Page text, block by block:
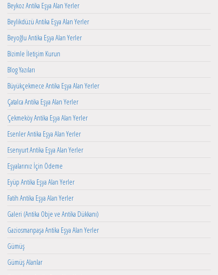
Beykoz Antika Eşya Alan Yerler
Beylikdüzü Antika Eşya Alan Yerler
Beyoğlu Antika Eşya Alan Yerler
Bizimle İletişim Kurun
Blog Yazıları
Büyükçekmece Antika Eşya Alan Yerler
Çatalca Antika Eşya Alan Yerler
Çekmeköy Antika Eşya Alan Yerler
Esenler Antika Eşya Alan Yerler
Esenyurt Antika Eşya Alan Yerler
Eşyalarınız İçin Ödeme
Eyüp Antika Eşya Alan Yerler
Fatih Antika Eşya Alan Yerler
Galeri (Antika Obje ve Antika Dükkanı)
Gaziosmanpaşa Antika Eşya Alan Yerler
Gümüş
Gümüş Alanlar